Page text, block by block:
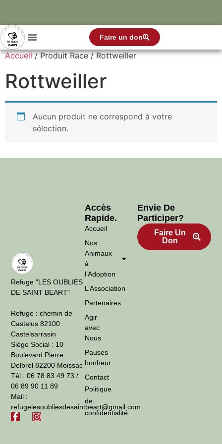
Faire un don
Accueil/ Produit Race / Rottweiller
Rottweiller
Aucun produit ne correspond à votre
sélection.
Refuge "LES OUBLIES
DE SAINT BEART"
Refuge : chemin de
Castelus 82100
Castelsarrasin
Siège Social : 10
Boulevard Pierre
Delbrel 82200 Moissac
Tél : 06 78 83 49 73 /
06 89 90 11 89
Mail :
refugelesoubliesdesaintbeart@gmail.com
Accès
Rapide.
Accueil
Nos
Animaux
à
l’Adoption
L’Association
Partenaires
Agir
avec
Nous
Pauses
bonheur
Contact
Politique
de
confidentialité
Envie De
Participer?
Faire Un
Don